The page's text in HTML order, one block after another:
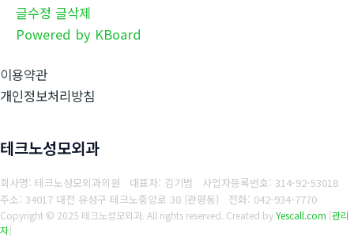
글수정 글삭제
Powered by KBoard
이용약관
개인정보처리방침
테크노성모외과
회사명: 테크노성모외과의원 대표자: 김기범 사업자등록번호: 314-92-53018
주소: 34017 대전 유성구 테크노중앙로 38 (관평동) 전화: 042-934-7770
Copyright © 2025 테크노성모외과. All rights reserved. Created byYescall.com [관리
자]